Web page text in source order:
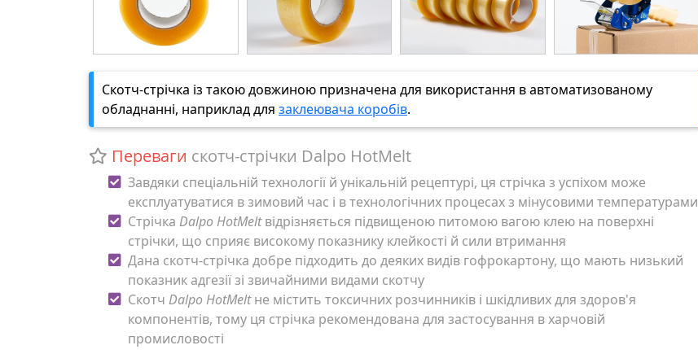
Скотч-стрічка із такою довжиною призначена для використання в автоматизованому
обладнанні, наприклад для заклеювача коробів.
Переваги скотч-стрічки Dalpo HotMelt
Завдяки спеціальній технології й унікальній рецептурі, ця стрічка з успіхом може
експлуатуватися в зимовий час і в технологічних процесах з мінусовими температурами
Стрічка Dalpo HotMeltвідрізняється підвищеною питомою вагою клею на поверхні
стрічки, що сприяє високому показнику клейкості й сили втримання
Дана скотч-стрічка добре підходить до деяких видів гофрокартону, що мають низький
показник адгезії зі звичайними видами скотчу
Скотч Dalpo HotMeltне містить токсичних розчинників і шкідливих для здоров'я
компонентів, тому ця стрічка рекомендована для застосування в харчовій
промисловості